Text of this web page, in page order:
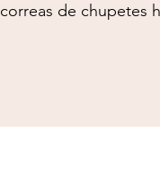
correas de chupetes